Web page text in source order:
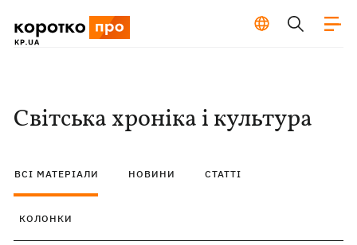
Світська хроніка і культура
ВСІ МАТЕРІАЛИ НОВИНИ СТАТТІ
КОЛОНКИ